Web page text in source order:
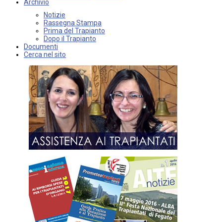
Archivio
Notizie
Rassegna Stampa
Prima del Trapianto
Dopo il Trapianto
Documenti
Cerca nel sito